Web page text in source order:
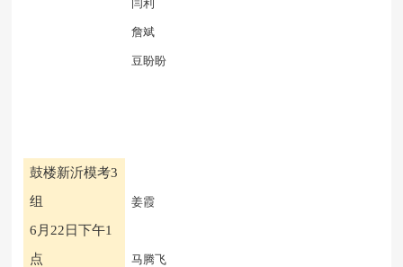
闫利
詹斌
豆盼盼
鼓楼新沂模考3
组
姜霞
6月22日下午1
点
马腾飞